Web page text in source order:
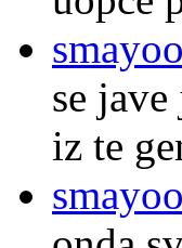
smayoo
se
iz te
smayoo